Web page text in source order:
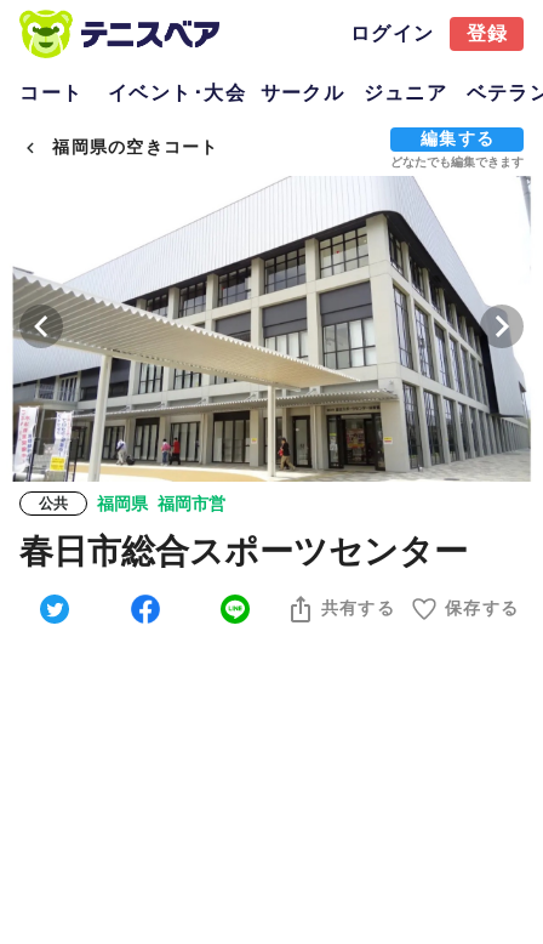
ログイン 登録
コート イベント･大会 サークル ジュニア ベテラ
福岡県の空きコート 編集する
どなたでも編集できます
公共 福岡県 福岡市営
春日市総合スポーツセンター
共有する 保存する